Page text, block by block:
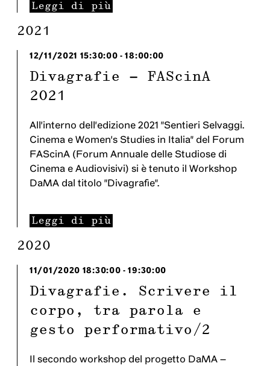
Leggi di più
2021
12/11/2021 15:30:00 -18:00:00
Divagrafie - FAScinA
2021
All'interno dell'edizione 2021 "Sentieri Selvaggi.
Cinema e Women's Studies in Italia" del Forum
FAScinA (Forum Annuale delle Studiose di
Cinema e Audiovisivi) si è tenuto il Workshop
DaMA dal titolo "Divagrafie".
Leggi di più
2020
11/01/2020 18:30:00 -19:30:00
Divagrafie. Scrivere il
corpo, tra parola e
gesto performativo/2
Il secondo workshop del progetto DaMA –